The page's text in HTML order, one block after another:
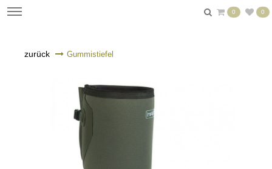
0 0
zurück Gummistiefel